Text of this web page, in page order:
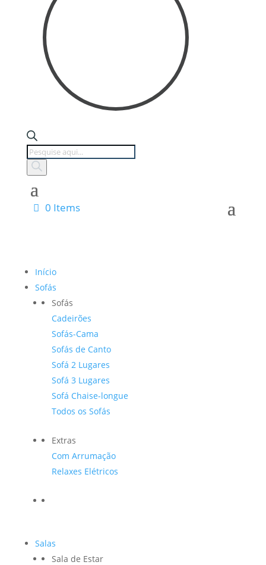
Products
search
0 Items
Início
Sofás
Sofás
Cadeirões
Sofás-Cama
Sofás de Canto
Sofá 2 Lugares
Sofá 3 Lugares
Sofá Chaise-longue
Todos os Sofás
Extras
Com Arrumação
Relaxes Elétricos
Salas
Sala de Estar